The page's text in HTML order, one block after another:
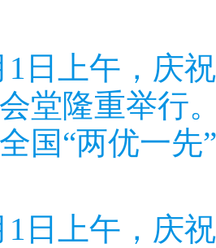
1日上午，庆
堂隆重举行
国“两优一
1日上午，庆